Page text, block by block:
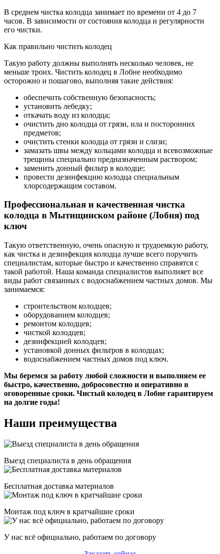
В среднем чистка колодца занимает по времени от 4 до 7
часов. В зависимости от состояния колодца и регулярности
его чистки.
Как правильно чистить колодец
Такую работу должны выполнять несколько человек, не
меньше троих. Чистить колодец в Лобне необходимо
осторожно и пошагово, выполняя такие действия:
обеспечить собственную безопасность;
установить лебедку;
откачать воду из колодца;
очистить дно колодца от грязи, ила и посторонних
предметов;
очистить стенки колодца от грязи и слизи;
замазать швы между кольцами колодца и всевозможные
трещины специально предназначенным раствором;
заменить донный фильтр в колодце;
провести дезинфекцию колодца специальным
хлорсодержащим составом.
Профессиональная и качественная чистка
колодца в Мытищинском районе (Лобня) под
ключ
Такую ответственную, очень опасную и трудоемкую работу,
как чистка и дезинфекция колодца лучше всего поручить
специалистам, которые быстро и качественно справятся с
такой работой. Наша команда специалистов выполняет все
виды работ связанных с водоснабжением частных домов. Мы
занимаемся:
строительством колодцев;
оборудованием колодцев;
ремонтом колодцев;
чисткой колодцев;
дезинфекцией колодцев;
установкой донных фильтров в колодцах;
водоснабжением частных домов под ключ.
Мы беремся за работу любой сложности и выполняем ее
быстро, качественно, добросовестно и оперативно в
оговоренные сроки. Чистый колодец в Лобне гарантируем
на долгие годы!
Наши преимущества
Выезд специалиста в день обращения
Бесплатная доставка материалов
Монтаж под ключ в кратчайшие сроки
У нас всё официально, работаем по договору